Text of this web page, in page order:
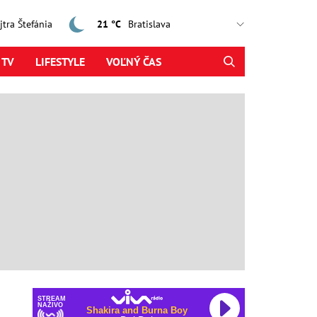
Štefánia 21 °C
LIFESTYLE VOĽNÝ ČAS
STREAM
NAŽIVO
Shakira and Burna Boy